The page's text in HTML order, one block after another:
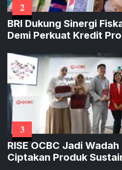
2
BRI Dukung Sinergi
Demi Perkuat Kredit
3
RISE OCBC Jadi
Ciptakan Produk